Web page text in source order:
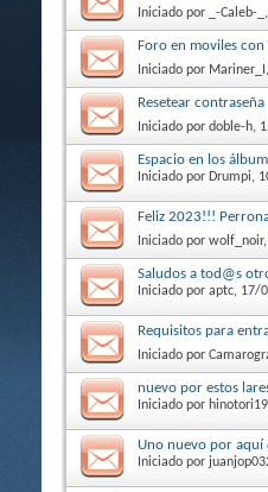
Iniciado por _-Caleb-_
Foro en moviles con
Iniciado por Mariner_I
Resetear contraseña
Iniciado por doble-h,
Espacio en los
Iniciado por Drumpi,
Feliz 2023!!!
Iniciado por wolf_noir
Saludos a tod@s
Iniciado por aptc, 17/
Requisitos para
Iniciado por
nuevo por estos
Iniciado por
Uno nuevo por aquí
Iniciado por